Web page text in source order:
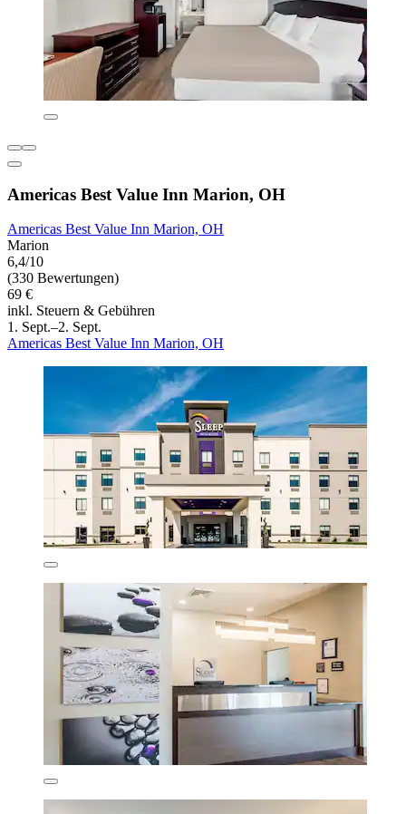
Americas Best Value Inn Marion, OH
Americas Best Value Inn Marion, OH
Marion
6,4/10
(330 Bewertungen)
69 €
inkl. Steuern & Gebühren
1. Sept.–2. Sept.
Americas Best Value Inn Marion, OH